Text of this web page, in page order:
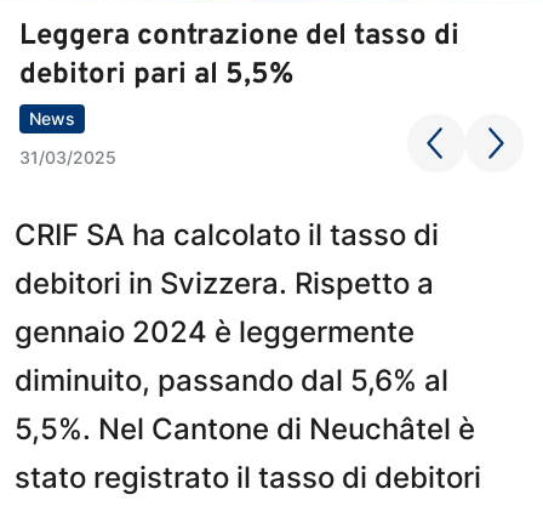
Leggera contrazione del tasso di
debitori pari al 5,5%
News
31/03/2025
CRIF SA ha calcolato il tasso di
debitori in Svizzera. Rispetto a
gennaio 2024 è leggermente
diminuito, passando dal 5,6% al
5,5%. Nel Cantone di Neuchâtel è
stato registrato il tasso di debitori